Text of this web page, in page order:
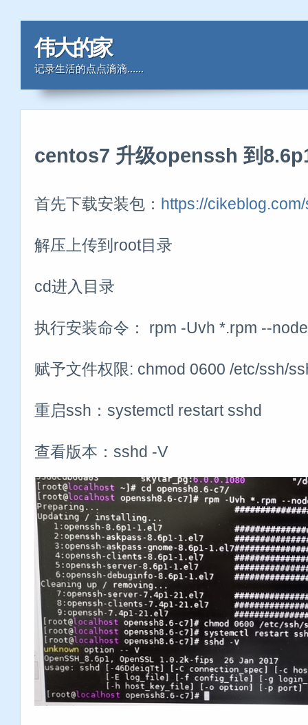
伟大的家
记录生活的点点滴滴......
centos7 升级openssh 到
首先下载安装包： https://
解压上传到root目录
cd进入目录
执行安装命令： rpm -Uvh *.rpm --
赋予文件权限: chmod 0600 /etc/ssh/
重启ssh：systemctl restart sshd
查看版本：sshd -V